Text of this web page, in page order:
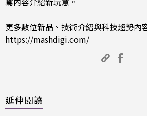
更多數位新品、技術介紹與科技趨勢內
https://mashdigi.com/
延伸閱讀